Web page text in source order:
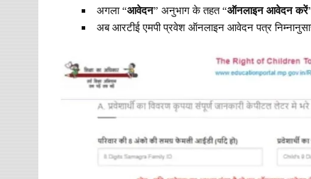
अगला “आवेदन” अनुभाग के तहत “ऑनलाइन आवेदन करें
अब आरटीई एमपी प्रवेश ऑनलाइन आवेदन पत्र